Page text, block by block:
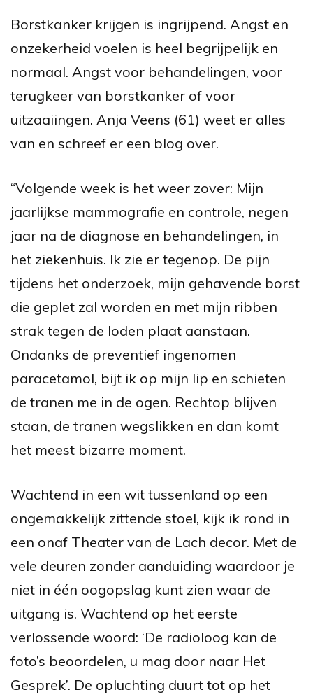
Borstkanker krijgen is ingrijpend. Angst en
onzekerheid voelen is heel begrijpelijk en
normaal. Angst voor behandelingen, voor
terugkeer van borstkanker of voor
uitzaaiingen. Anja Veens (61) weet er alles
van en schreef er een blog over.
“Volgende week is het weer zover: Mijn
jaarlijkse mammografie en controle, negen
jaar na de diagnose en behandelingen, in
het ziekenhuis. Ik zie er tegenop. De pijn
tijdens het onderzoek, mijn gehavende borst
die geplet zal worden en met mijn ribben
strak tegen de loden plaat aanstaan.
Ondanks de preventief ingenomen
paracetamol, bijt ik op mijn lip en schieten
de tranen me in de ogen. Rechtop blijven
staan, de tranen wegslikken en dan komt
het meest bizarre moment.
Wachtend in een wit tussenland op een
ongemakkelijk zittende stoel, kijk ik rond in
een onaf Theater van de Lach decor. Met de
vele deuren zonder aanduiding waardoor je
niet in één oogopslag kunt zien waar de
uitgang is. Wachtend op het eerste
verlossende woord: ‘De radioloog kan de
foto’s beoordelen, u mag door naar Het
Gesprek’. De opluchting duurt tot op het